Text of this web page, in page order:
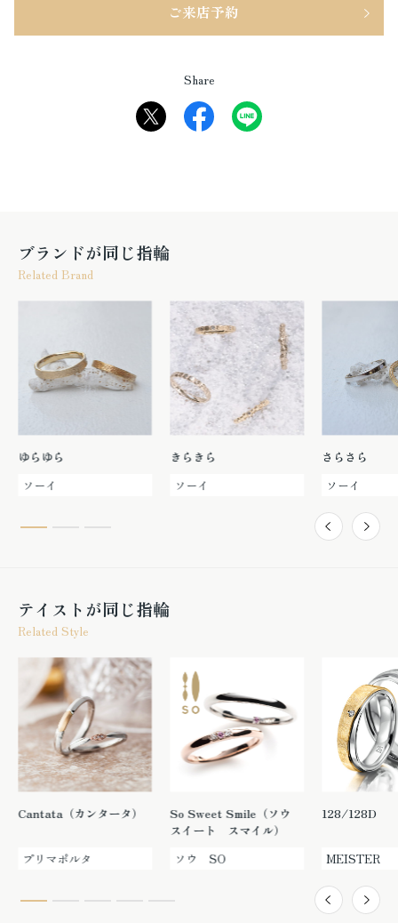
ご来店予約
Share
ブランドが同じ指輪
Related Brand
ゆらゆら
ソーイ
きらきら
ソーイ
さらさら
ソーイ
テイストが同じ指輪
Related Style
Cantata（カンタータ）
プリマポルタ
So Sweet Smile（ソウ
スイート スマイル）
ソウ SO
128/128D
MEISTER